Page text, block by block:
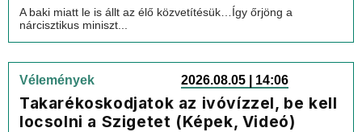
A baki miatt le is állt az élő közvetítésük…Így őrjöng a
nárcisztikus miniszt...
Vélemények 2026.08.05 | 14:06
Takarékoskodjatok az ivóvízzel, be kell
locsolni a Szigetet (Képek, Videó)